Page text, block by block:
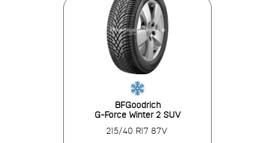
BFGoodrich
G-Force Winter 2 SUV
215/40 R17 87V